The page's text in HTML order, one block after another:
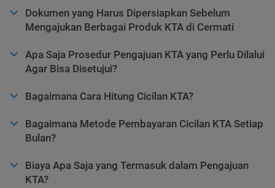
Dokumen yang Harus Dipersiapkan Sebelum
Mengajukan Berbagai Produk KTA di Cermati
Apa Saja Prosedur Pengajuan KTA yang Perlu Dilalui
Agar Bisa Disetujui?
Bagaimana Cara Hitung Cicilan KTA?
Bagaimana Metode Pembayaran Cicilan KTA Setiap
Bulan?
Biaya Apa Saja yang Termasuk dalam Pengajuan
KTA?